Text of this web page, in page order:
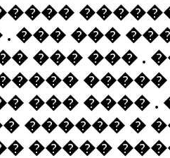
. ��� ���
��� ��� .
��� ���� .
������ �
�����